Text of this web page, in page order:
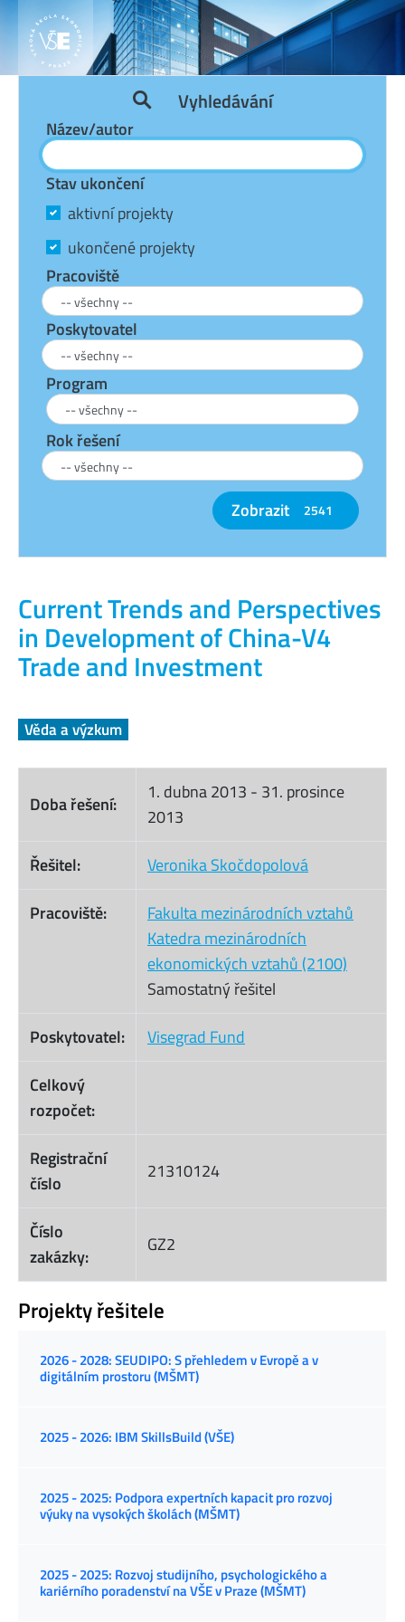
Current Trends and Perspectives
in Development of China-V4
Trade and Investment
Věda a výzkum
Doba řešení:
1. dubna 2013 - 31. prosince
2013
Řešitel:
Veronika Skočdopolová
Pracoviště:
Fakulta mezinárodních vztahů
Katedra mezinárodních
ekonomických vztahů (2100)
Samostatný řešitel
Poskytovatel:
Visegrad Fund
Celkový
rozpočet:
Registrační
číslo
21310124
Číslo
zakázky:
GZ2
Projekty řešitele
2026 - 2028: SEUDIPO: S přehledem v Evropě a v
digitálním prostoru (MŠMT)
2025 - 2026: IBM SkillsBuild (VŠE)
2025 - 2025: Podpora expertních kapacit pro rozvoj
výuky na vysokých školách (MŠMT)
2025 - 2025: Rozvoj studijního, psychologického a
kariérního poradenství na VŠE v Praze (MŠMT)
Vyhledávání
Název/autor
Stav ukončení
aktivní projekty
ukončené projekty
Pracoviště
Poskytovatel
Program
Rok řešení
Zobrazit 2541